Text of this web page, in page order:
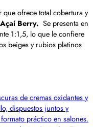
que ofrece total cobertura y
Açaí Berry. Se presenta en
1:1,5, lo que le confiere
beiges y rubios platinos